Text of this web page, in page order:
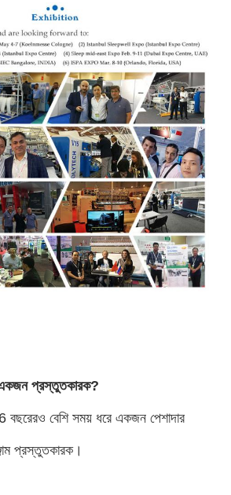
প্রস্তুতকারক?
বেশি সময় ধরে একজন পেশাদার
প্রস্তুতকারক।